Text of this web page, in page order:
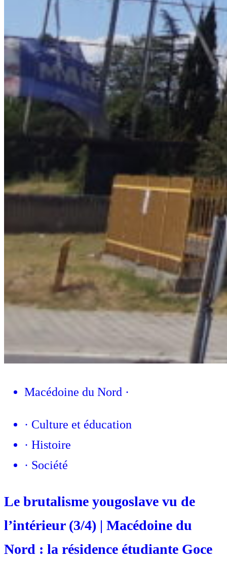
Macédoine du Nord ·
· Culture et éducation
· Histoire
· Société
Le brutalisme yougoslave vu de
l’intérieur (3/4) | Macédoine du
Nord : la résidence étudiante Goce